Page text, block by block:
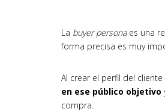
La buyer personaes una
forma precisa es muy
Al crear el perfil del cliente
en ese público objetivo
compra.